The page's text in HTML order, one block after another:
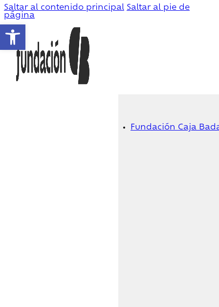
Abrir barra de herramientas
Saltar al contenido principal Saltar al pie de
página
Fundación Caja